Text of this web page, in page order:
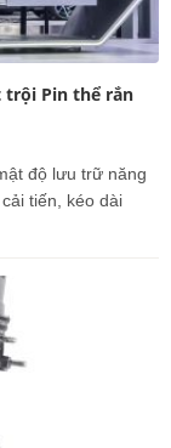
trội Pin thể rắn
độ lưu trữ năng
tiến, kéo dài